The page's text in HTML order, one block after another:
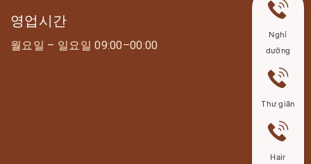
영업시간
월요일 – 일요일 09:00–00:00
Nghỉ
dưỡng
Thư giãn
Hair